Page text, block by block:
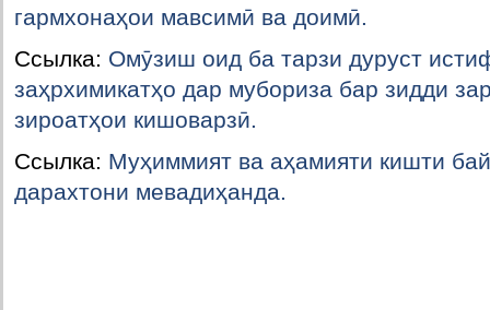
гармхонаҳои мавсимӣ ва доимӣ.
Ссылка: Омӯзиш оид ба тарзи дуруст
заҳрхимикатҳо дар мубориза бар зидди
зироатҳои кишоварзӣ.
Ссылка: Муҳиммият ва аҳамияти кишти
дарахтони мевадиҳанда.